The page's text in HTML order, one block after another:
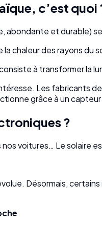
c’est quoi
abondante et durable)
chaleur des rayons du
à transformer la
Les fabricants
grâce à un
?
voitures… Le solaire
Désormais,